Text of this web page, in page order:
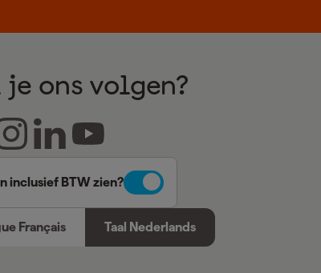
ons volgen?
inclusief BTW zien?
Français Taal Nederlands